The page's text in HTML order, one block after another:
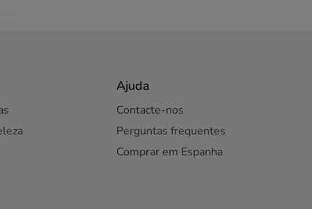
Ajuda
Contacte-nos
Perguntas frequentes
Comprar em Espanha